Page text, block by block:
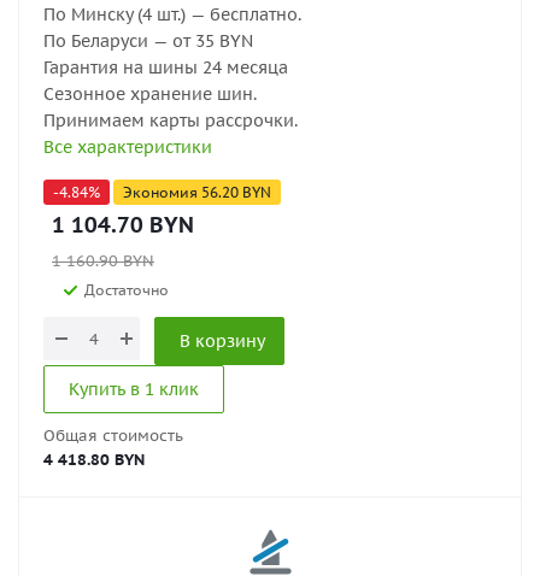
По Минску (4 шт.) — бесплатно.
По Беларуси — от 35 BYN
Гарантия на шины 24 месяца
Сезонное хранение шин.
Принимаем карты рассрочки.
Все характеристики
-4.84% Экономия 56.20 BYN
1 104.70 BYN
1 160.90BYN
Достаточно
В корзину
Купить в 1 клик
Общая стоимость
4 418.80 BYN